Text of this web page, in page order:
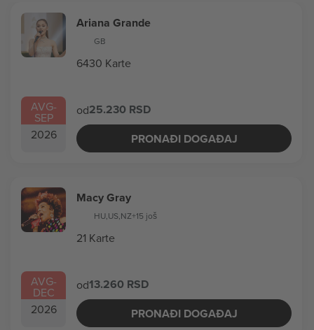
AVG-
SEP
2026
Ariana Grande
GB
6430 Karte
od25.230 RSD
PRONAĐI DOGAĐAJ
AVG-
DEC
2026
Macy Gray
HU,US,NZ+15 još
21 Karte
od13.260 RSD
PRONAĐI DOGAĐAJ